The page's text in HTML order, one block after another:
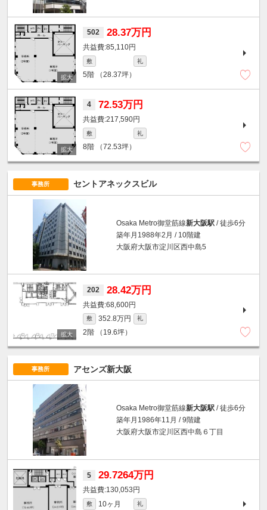
502 28.37万円
85,110円
敷 礼
5階 （28.37坪）
4 72.53万円
217,590円
敷 礼
8階 （72.53坪）
事務所 セントアネックスビル
Osaka Metro御堂筋線新大阪駅 / 徒歩6分
築年月1988年2月 / 10階建
大阪府大阪市淀川区西中島5
202 28.42万円
68,600円
敷 352.8万円 礼
2階 （19.6坪）
事務所 アセンズ新大阪
Osaka Metro御堂筋線新大阪駅 / 徒歩6分
築年月1986年11月 / 9階建
大阪府大阪市淀川区西中島６丁目
5 29.7264万円
130,053円
敷 10ヶ月 礼